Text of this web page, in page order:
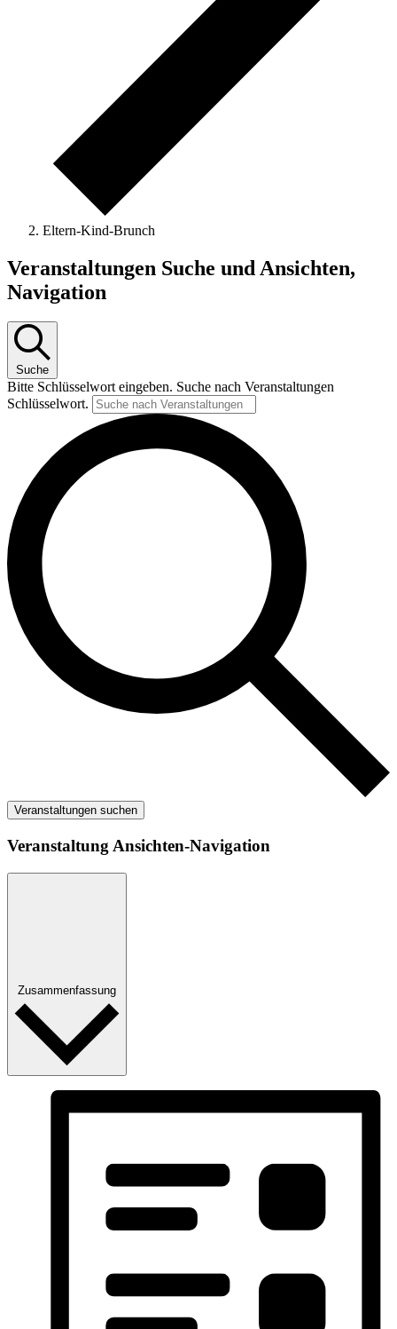
Eltern-Kind-Brunch
Veranstaltungen
Veranstaltungen Suche und Ansichten,
Navigation
Suche
Bitte Schlüsselwort eingeben. Suche nach Veranstaltungen
Schlüsselwort.
Veranstaltungen suchen
Veranstaltung Ansichten-Navigation
Zusammenfassung